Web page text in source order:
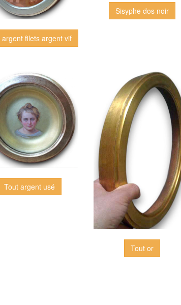
argent filets argent vif
Sisyphe dos noir
Tout argent usé
Tout or